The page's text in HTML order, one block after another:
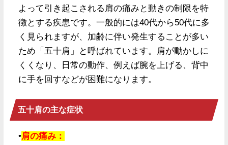
よって引き起こされる肩の痛みと動きの制限を特
徴とする疾患です。一般的には40代から50代に多
く見られますが、加齢に伴い発生することが多い
ため「五十肩」と呼ばれています。肩が動かしに
くくなり、日常の動作、例えば腕を上げる、背中
に手を回すなどが困難になります。
五十肩の主な症状
•肩の痛み：